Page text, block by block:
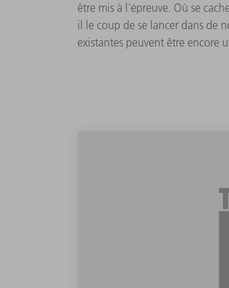
être mis à l'épreuve. Où se
il le coup de se lancer dans de
existantes peuvent être encore